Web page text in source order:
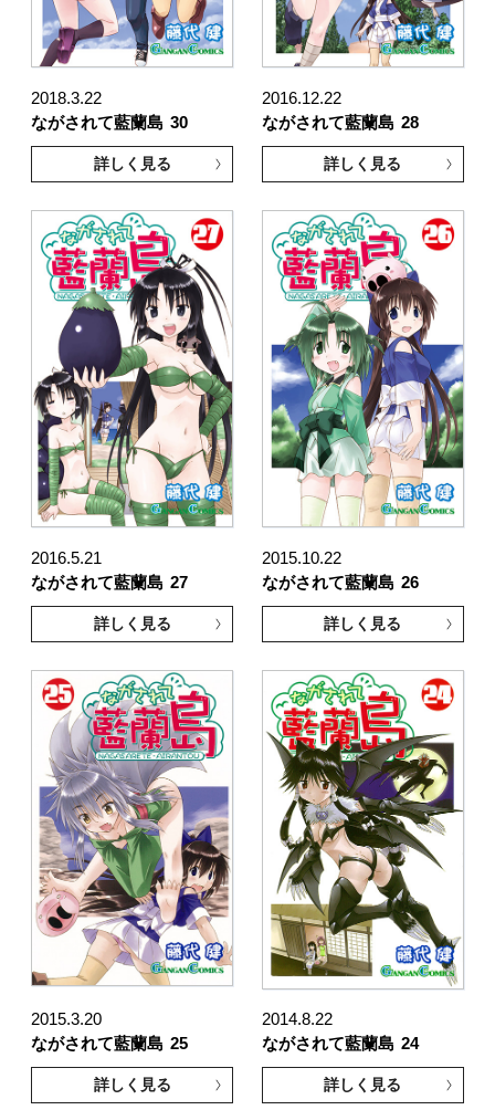
2018.3.22
ながされて藍蘭島 30
詳しく見る
2016.12.22
ながされて藍蘭島 28
詳しく見る
2016.5.21
ながされて藍蘭島 27
詳しく見る
2015.10.22
ながされて藍蘭島 26
詳しく見る
2015.3.20
ながされて藍蘭島 25
詳しく見る
2014.8.22
ながされて藍蘭島 24
詳しく見る